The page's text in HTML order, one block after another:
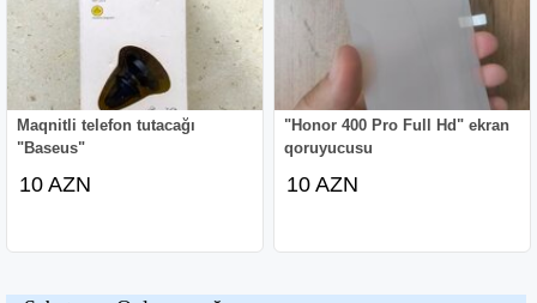
Maqnitli telefon tutacağı
"Baseus"
10 AZN
"Honor 400 Pro Full Hd" ekran
qoruyucusu
10 AZN